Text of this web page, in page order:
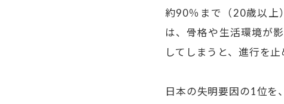
約90％まで（20歳以上
は、骨格や生活環境が
してしまうと、進行を
日本の失明要因の1位を